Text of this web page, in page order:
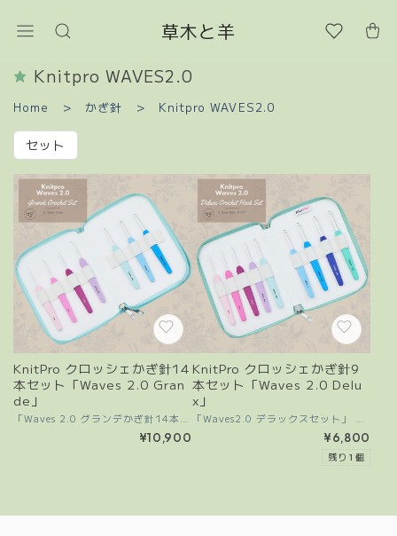
草木と羊
Knitpro WAVES2.0
Home かぎ針 Knitpro WAVES2.0
セット
KnitPro クロッシェかぎ針14
本セット「Waves 2.0 Gran
de」
¥10,900
KnitPro クロッシェかぎ針9
本セット「Waves 2.0 Delu
x」
¥6,800
残り 1 個